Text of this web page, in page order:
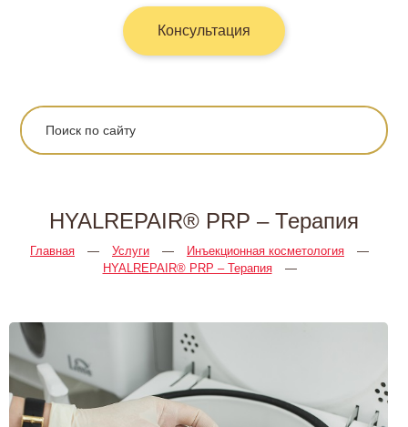
Консультация
HYALREPAIR®️ PRP – Терапия
Главная — Услуги — Инъекционная косметология
—
HYALREPAIR®️ PRP – Терапия
—